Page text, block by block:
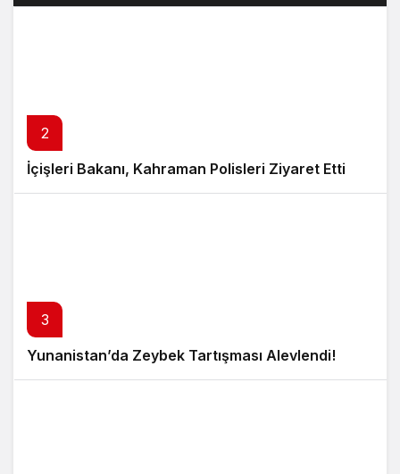
2
İçişleri Bakanı, Kahraman Polisleri Ziyaret Etti
3
Yunanistan’da Zeybek Tartışması Alevlendi!